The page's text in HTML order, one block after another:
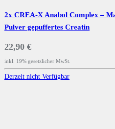
2x CREA-X Anabol Complex –
Pulver gepuffertes Creatin
22,90 €
inkl. 19% gesetzlicher MwSt.
Derzeit nicht Verfügbar